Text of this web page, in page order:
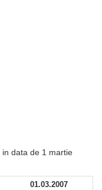
data de 1 martie
01.03.2007